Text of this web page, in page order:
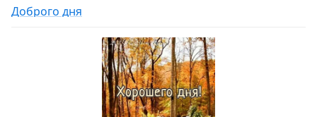
Доброго дня